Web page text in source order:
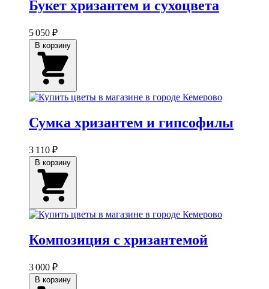
Букет хризантем и сухоцвета
5 050 ₽
Сумка хризантем и гипсофилы
3 110 ₽
Композиция с хризантемой
3 000 ₽